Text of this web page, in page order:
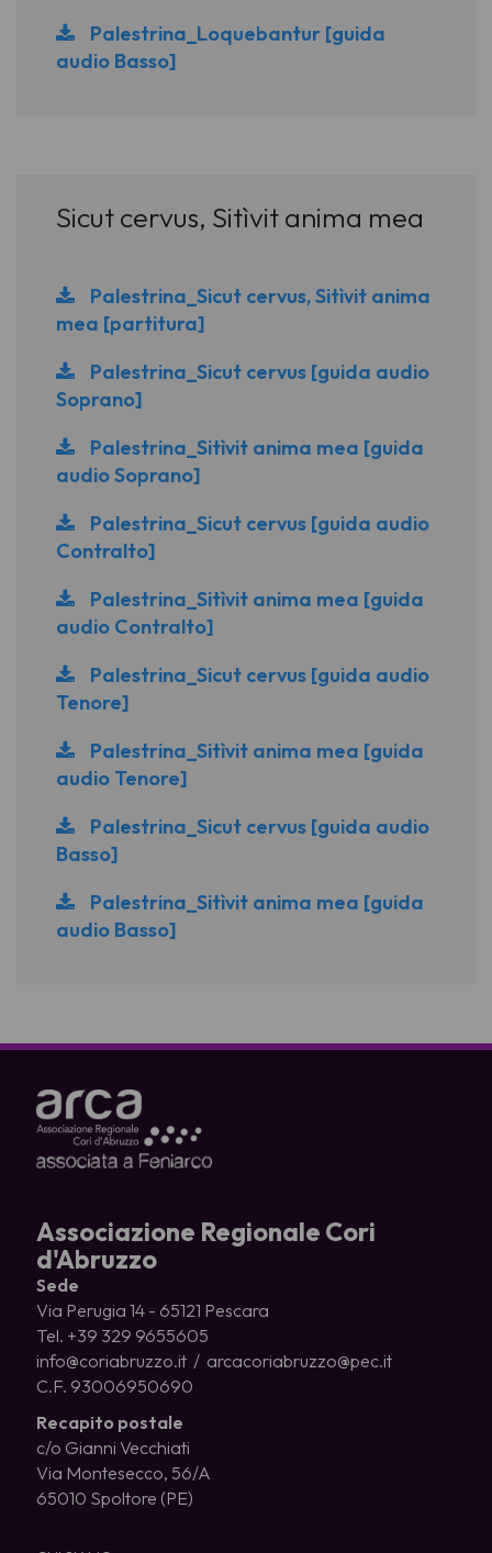
Palestrina_Loquebantur [guida
audio Basso]
Sicut cervus, Sitìvit anima mea
Palestrina_Sicut cervus, Sitìvit anima
mea [partitura]
Palestrina_Sicut cervus [guida audio
Soprano]
Palestrina_Sitìvit anima mea [guida
audio Soprano]
Palestrina_Sicut cervus [guida audio
Contralto]
Palestrina_Sitìvit anima mea [guida
audio Contralto]
Palestrina_Sicut cervus [guida audio
Tenore]
Palestrina_Sitìvit anima mea [guida
audio Tenore]
Palestrina_Sicut cervus [guida audio
Basso]
Palestrina_Sitìvit anima mea [guida
audio Basso]
Associazione Regionale Cori
d'Abruzzo
Sede
Via Perugia 14 - 65121 Pescara
Tel. +39 329 9655605
info@coriabruzzo.it / arcacoriabruzzo@pec.it
C.F. 93006950690
Recapito postale
c/o Gianni Vecchiati
Via Montesecco, 56/A
65010 Spoltore (PE)